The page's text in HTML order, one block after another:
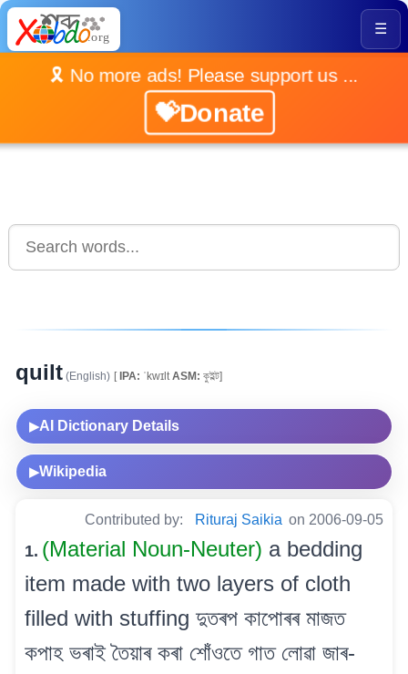
☰
🎗️ No more ads! Please support us ...
💝Donate
quilt (English) [IPA: ˈkwɪltASM: কুইল্ট]
▶AI Dictionary Details
▶Wikipedia
Contributed by: Rituraj Saikia on 2006-09-05
1. (Material Noun-Neuter) a bedding
item made with two layers of cloth
filled with stuffing দুতৰপ কাপোৰৰ মাজত
কপাহ ভৰাই তৈয়াৰ কৰা শোঁওতে গাত লোৱা জাৰ-